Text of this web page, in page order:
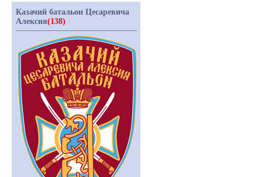
Казачий батальон Цесаревича
Алексия(138)